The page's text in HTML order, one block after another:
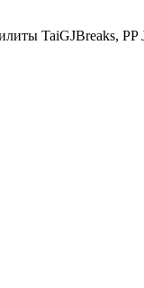
TaiGJBreaks, PP